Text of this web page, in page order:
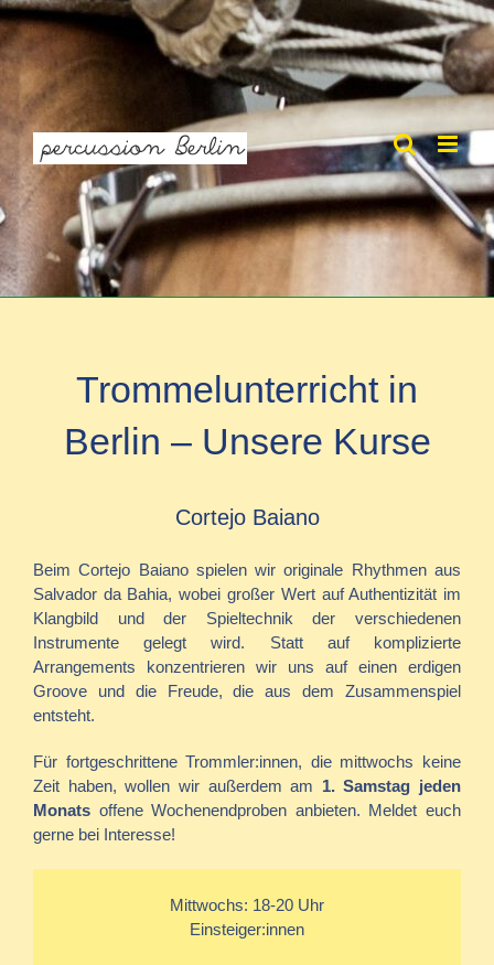
Zum
Inhalt
springen
Trommelunterricht in
Berlin – Unsere Kurse
Cortejo Baiano
BeimCortejo Baiano spielen wir originale Rhythmen aus
Salvador da Bahia, wobei großer Wert auf Authentizität im
Klangbild und der Spieltechnik der verschiedenen
Instrumente gelegt wird. Statt auf komplizierte
Arrangements konzentrieren wir uns auf einen erdigen
Groove und die Freude, die aus dem Zusammenspiel
entsteht.
Für fortgeschrittene Trommler:innen, die mittwochs keine
Zeit haben, wollen wir außerdem am 1. Samstag jeden
Monatsoffene Wochenendproben anbieten. Meldet euch
gerne bei Interesse!
Mittwochs: 18-20 Uhr
Einsteiger:innen